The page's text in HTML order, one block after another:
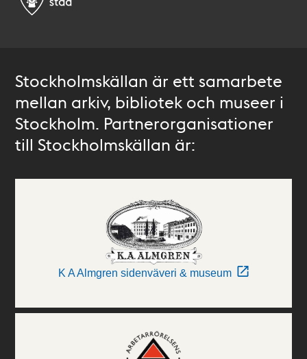
Stockholmskällan är ett samarbete
mellan arkiv, bibliotek och museer i
Stockholm. Partnerorganisationer
till Stockholmskällan är:
K A Almgren sidenväveri & museum